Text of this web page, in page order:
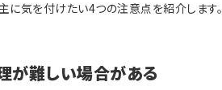
に気を付けたい4つの注意点を紹介します。
が難しい場合がある